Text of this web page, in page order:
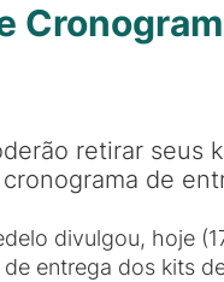
retirar seus
de
divulgou, hoje
entrega dos kits